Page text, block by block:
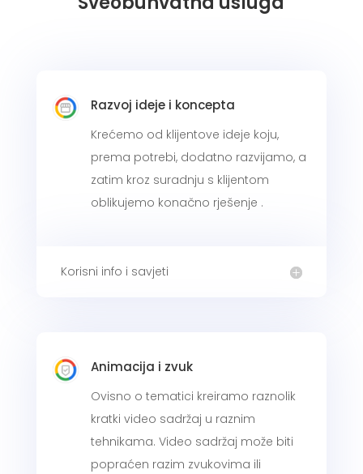
Razvoj ideje i koncepta
Krećemo od klijentove ideje koju,
prema potrebi, dodatno razvijamo, a
zatim kroz suradnju s klijentom
oblikujemo konačno rješenje .
Korisni info i savjeti
Animacija i zvuk
Ovisno o tematici kreiramo raznolik
kratki video sadržaj u raznim
tehnikama. Video sadržaj može biti
popraćen razim zvukovima ili